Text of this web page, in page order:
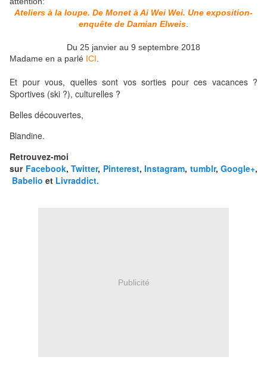
Ateliers à la loupe. De Monet à Ai Wei Wei. Une exposition-
enquête de Damian Elweis
Du 25 janvier au 9 septembre 2018
Madame en a parlé ICI
Et pour vous, quelles sont vos sorties pour ces vacances ?
Sportives (ski ?), culturelles ?
Belles découvertes,
Blandine.
Retrouvez-moi
sur Facebook, Twitter, Pinterest, Instagram, tumblr, Google+,
Babelio et Livraddict.
Publicité